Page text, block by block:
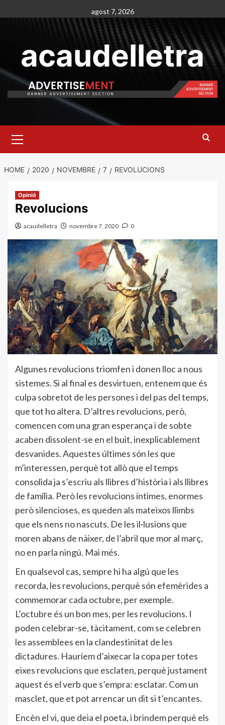
to
agost 7, 2026
acaudelletra
Menu
HOME 2020 NOVEMBRE 7 REVOLUCIONS
Opinió
Revolucions
acaudelletra novembre 7, 2020 0
Algunes revolucions triomfen i donen lloc a nous
sistemes. Si al final es desvirtuen, entenem que és
culpa sobretot de les persones i del pas del temps,
que tot ho altera. D’altres revolucions, però,
comencen com una gran esperança i de sobte
acaben dissolent-se en el buit, inexplicablement
desvanides. Aquestes últimes són les que
m’interessen, perquè tot allò que el temps
consolida ja s’escriu als llibres d’història i als llibres
de família. Però les revolucions íntimes, enormes
però silencioses, es queden als mateixos llimbs
que els nens no nascuts. De les il·lusions que
moren abans de nàixer, de l’abril que mor al març,
no en parla ningú. Mai més.
En qualsevol cas, sempre hi ha algú que les
recorda, les revolucions, perquè són efemèrides a
commemorar cada octubre, per exemple.
L’octubre és un bon mes, per les revolucions. I
poden celebrar-se, tàcitament, com se celebren
les assemblees en la clandestinitat de les
dictadures. Hauríem d’aixecar la copa per totes
eixes revolucions que esclaten, perquè justament
aquest és el verb que s’empra: esclatar. Com un
masclet, que et pot arrencar un dit si t’encantes.
Encèn el vi, que deia el poeta, i brindem perquè els